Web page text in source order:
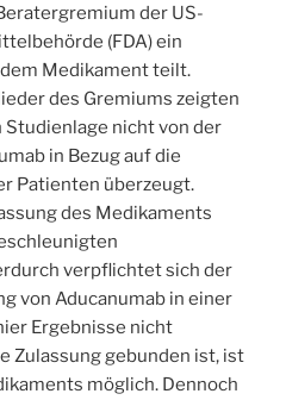
der US-
(FDA) ein
Medikament teilt.
des Gremiums zeigten
Studienlage nicht von der
in Bezug auf die
Patienten überzeugt.
des Medikaments
verpflichtet sich der
von Aducanumab in einer
Ergebnisse nicht
Zulassung gebunden ist, ist
möglich. Dennoch